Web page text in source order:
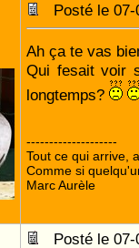
Posté le
Ah ça te vas
Qui fesait voir
longtemps?
--------------------
Tout ce qui arrive,
Comme si
Marc Aurèle
Posté le